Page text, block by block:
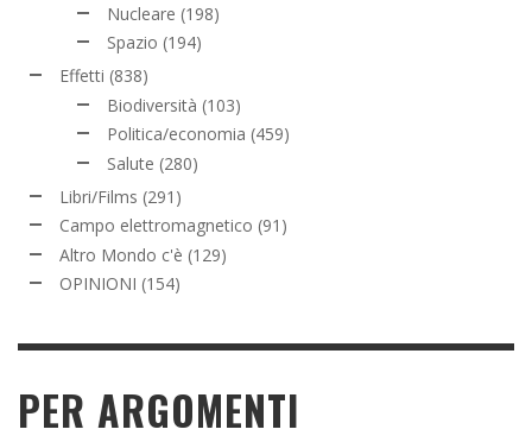
Nucleare (198)
Spazio (194)
Effetti (838)
Biodiversità (103)
Politica/economia (459)
Salute (280)
Libri/Films (291)
Campo elettromagnetico (91)
Altro Mondo c'è (129)
OPINIONI (154)
PER ARGOMENTI